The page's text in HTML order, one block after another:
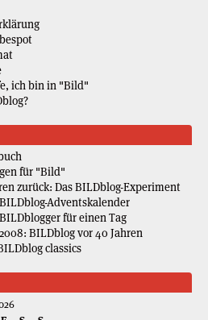
ich bin in "Bild"
für "Bild"
zurück: Das BILDblog-Experiment
Adventskalender
für einen Tag
BILDblog vor 40 Jahren
classics